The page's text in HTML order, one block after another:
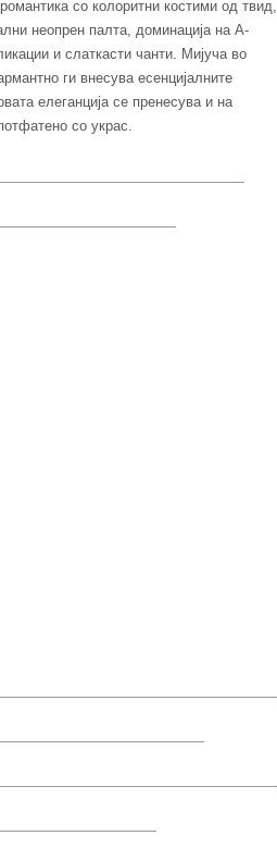
со колоритни костими од твид,
неопрен палта, доминација на А-
и слаткасти чанти. Мијуча во
ги внесува есенцијалните
елеганција се пренесува и на
со украс.